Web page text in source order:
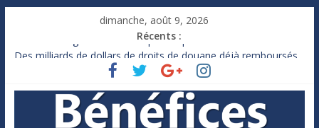
dimanche, août 9, 2026
Récents :
France : le logement mis à l’épreuve par la chaleur
Des milliards de dollars de droits de douane déjà remboursés
Royaume-Uni : Andy Burnham recule sur l’impôt
Xavier Niel, le milliardaire qui ne touche presque rien
Ruée des fortunes russes vers l’étranger